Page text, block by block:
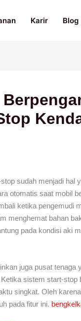
Karir Blog
sudah menjadi hal
otomatis saat mobil
ketika pengemudi
menghemat bahan
pada kondisi aki
juga pusat tenaga
sistem start-stop
singkat. Oleh
pada fitur ini.